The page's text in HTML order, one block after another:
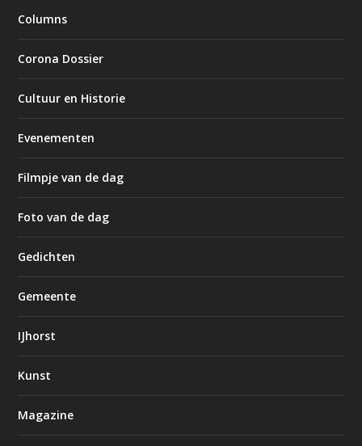
Columns
Corona Dossier
Cultuur en Historie
Evenementen
Filmpje van de dag
Foto van de dag
Gedichten
Gemeente
IJhorst
Kunst
Magazine